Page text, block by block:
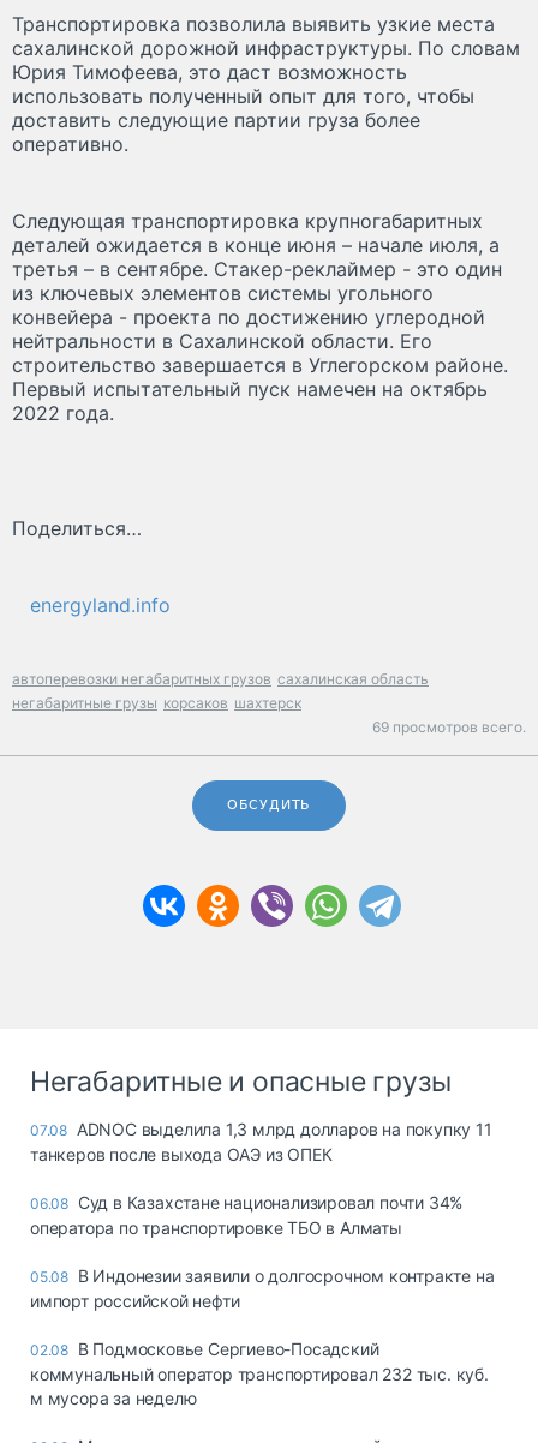
Транспортировка позволила выявить узкие места
сахалинской дорожной инфраструктуры. По словам
Юрия Тимофеева, это даст возможность
использовать полученный опыт для того, чтобы
доставить следующие партии груза более
оперативно.
Следующая транспортировка крупногабаритных
деталей ожидается в конце июня – начале июля, а
третья – в сентябре. Стакер-реклаймер - это один
из ключевых элементов системы угольного
конвейера - проекта по достижению углеродной
нейтральности в Сахалинской области. Его
строительство завершается в Углегорском районе.
Первый испытательный пуск намечен на октябрь
2022 года.
Поделиться…
energyland.info
автоперевозки негабаритных грузов сахалинская область
негабаритные грузы корсаков шахтерск
69 просмотров всего.
ОБСУДИТЬ
Негабаритные и опасные грузы
07.08 ADNOC выделила 1,3 млрд долларов на покупку 11
танкеров после выхода ОАЭ из ОПЕК
06.08 Суд в Казахстане национализировал почти 34%
оператора по транспортировке ТБО в Алматы
05.08 В Индонезии заявили о долгосрочном контракте на
импорт российской нефти
02.08 В Подмосковье Сергиево-Посадский
коммунальный оператор транспортировал 232 тыс. куб.
м мусора за неделю